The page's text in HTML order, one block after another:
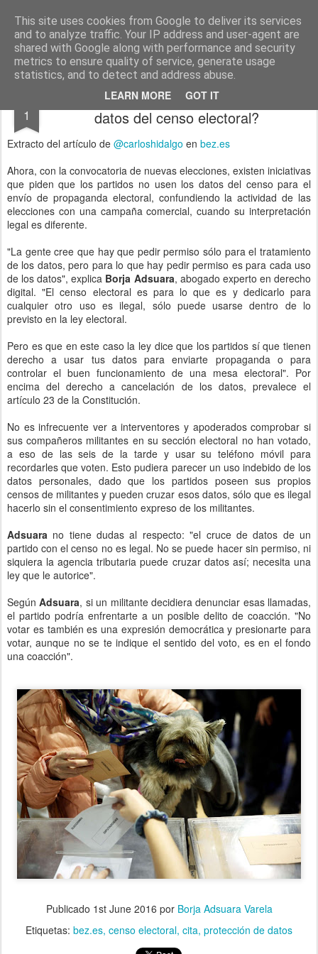
This site uses cookies from Google to deliver its services
and to analyze traffic. Your IP address and user-agent are
shared with Google along with performance and security
metrics to ensure quality of service, generate usage
statistics, and to detect and address abuse.
LEARN MORE GOT IT
menos tecnología y más pedagogía conceptos y reflexiones sobre la sociedad de la información
Pages
1
¿Qué hacen los partidos con nuestros
datos del censo electoral?
Extracto del artículo de @carloshidalgo en bez.es
Ahora, con la convocatoria de nuevas elecciones, existen iniciativas
que piden que los partidos no usen los datos del censo para el
envío de propaganda electoral, confundiendo la actividad de las
elecciones con una campaña comercial, cuando su interpretación
legal es diferente.
"La gente cree que hay que pedir permiso sólo para el tratamiento
de los datos, pero para lo que hay pedir permiso es para cada uso
de los datos", explica Borja Adsuara, abogado experto en derecho
digital. "El censo electoral es para lo que es y dedicarlo para
cualquier otro uso es ilegal, sólo puede usarse dentro de lo
previsto en la ley electoral.
Pero es que en este caso la ley dice que los partidos sí que tienen
derecho a usar tus datos para enviarte propaganda o para
controlar el buen funcionamiento de una mesa electoral". Por
encima del derecho a cancelación de los datos, prevalece el
artículo 23 de la Constitución.
No es infrecuente ver a interventores y apoderados comprobar si
sus compañeros militantes en su sección electoral no han votado,
a eso de las seis de la tarde y usar su teléfono móvil para
recordarles que voten. Esto pudiera parecer un uso indebido de los
datos personales, dado que los partidos poseen sus propios
censos de militantes y pueden cruzar esos datos, sólo que es ilegal
hacerlo sin el consentimiento expreso de los militantes.
Adsuara no tiene dudas al respecto: "el cruce de datos de un
partido con el censo no es legal. No se puede hacer sin permiso, ni
siquiera la agencia tributaria puede cruzar datos así; necesita una
ley que le autorice".
SegúnAdsuara, si un militante decidiera denunciar esas llamadas,
el partido podría enfrentarte a un posible delito de coacción. "No
votar es también es una expresión democrática y presionarte para
votar, aunque no se te indique el sentido del voto, es en el fondo
una coacción".
Publicado 1st June 2016 por Borja Adsuara Varela
Etiquetas: bez.es censo electoral cita protección de datos